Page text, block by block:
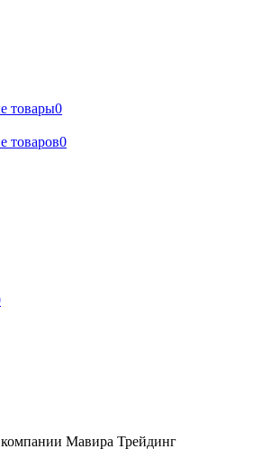
товары0
товаров0
Мавира Трейдинг